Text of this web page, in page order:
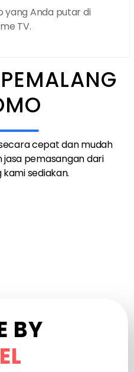
yang Anda putar di
TV.
cepat dan mudah
pemasangan dari
sediakan.
BY